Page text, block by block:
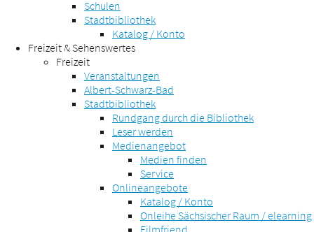
Schulen
Stadtbibliothek
Katalog / Konto
Freizeit & Sehenswertes
Freizeit
Veranstaltungen
Albert-Schwarz-Bad
Stadtbibliothek
Rundgang durch die Bibliothek
Leser werden
Medienangebot
Medien finden
Service
Onlineangebote
Katalog / Konto
Onleihe Sächsischer Raum / elearning